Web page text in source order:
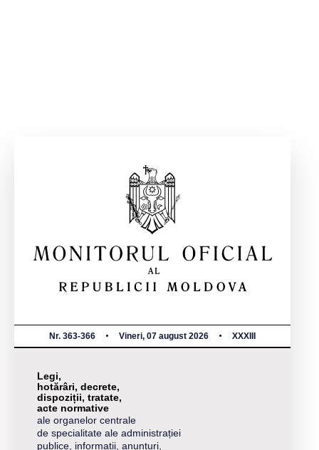
Nr. 363-366 Vineri, 07 august 2026 XXXIII
Legi,
hotărâri, decrete,
dispoziții, tratate,
acte normative
ale organelor centrale
de specialitate ale administrației
publice, informații, anunțuri,